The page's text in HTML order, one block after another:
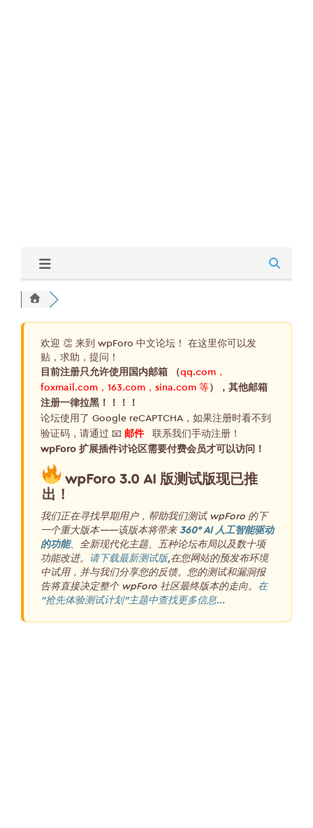
欢迎 👏 来到 wpForo 中文论坛！ 在这里你可以发
贴，求助，提问！
目前注册只允许使用国内邮箱 （qq.com，
foxmail.com，163.com，sina.com 等），其他邮箱
注册一律拉黑！！！！
论坛使用了 Google reCAPTCHA，如果注册时看不到
验证码，请通过 📧 邮件联系我们手动注册！
wpForo 扩展插件讨论区需要付费会员才可以访问！
wpForo 3.0 AI 版测试版现已推
出！
我们正在寻找早期用户，帮助我们测试 wpForo 的下
一个重大版本——该版本将带来 360° AI 人工智能驱动
的功能、全新现代化主题、五种论坛布局以及数十项
功能改进。 请下载最新测试版,在您网站的预发布环境
中试用，并与我们分享您的反馈。您的测试和漏洞报
告将直接决定整个 wpForo 社区最终版本的走向。 在
“抢先体验测试计划”主题中查找更多信息...